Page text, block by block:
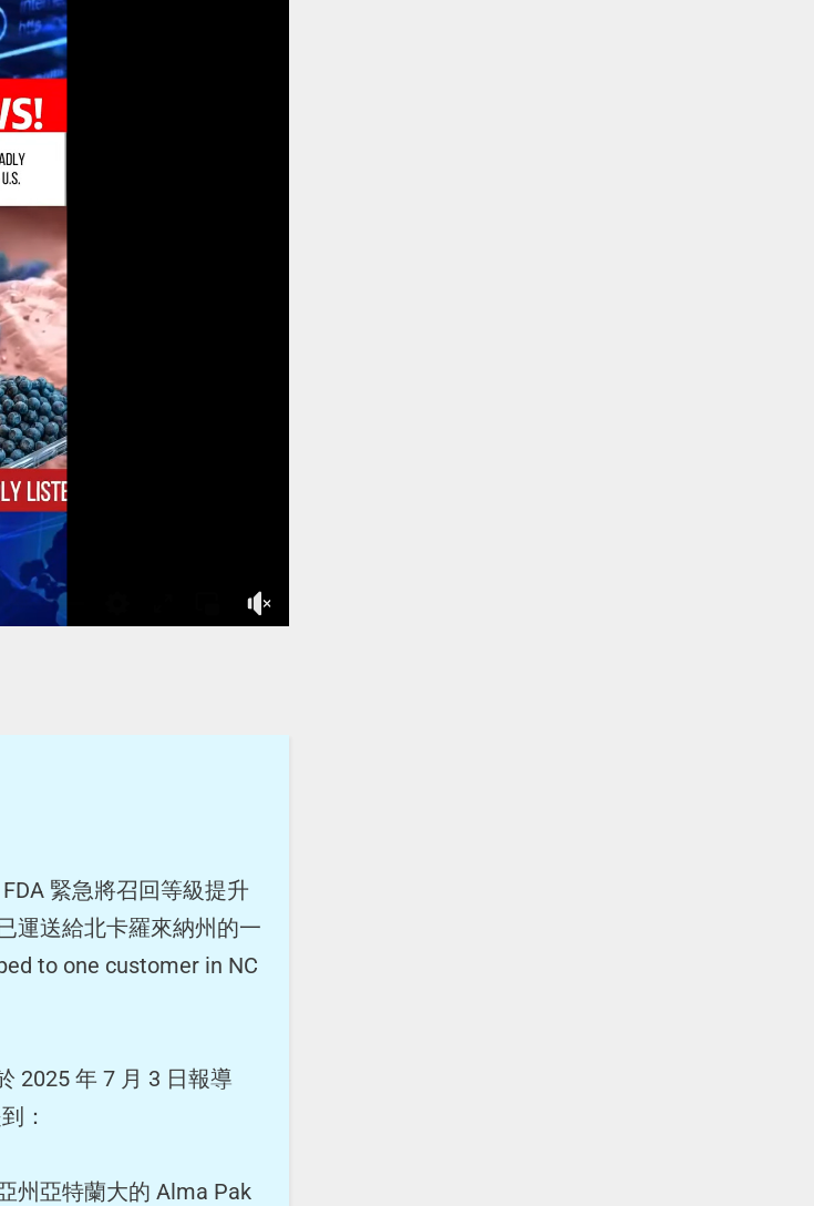
緊急將召回等級提升
運送給北卡羅來納州的一
to one customer in NC
2025 年 7 月 3 日報導
：
州亞特蘭大的 Alma Pak